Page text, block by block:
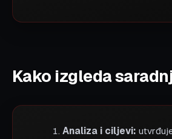
Kako izgleda
Analiza i ciljevi: